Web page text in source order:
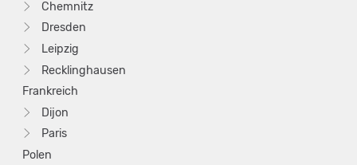
Chemnitz
Dresden
Leipzig
Recklinghausen
Frankreich
Dijon
Paris
Polen